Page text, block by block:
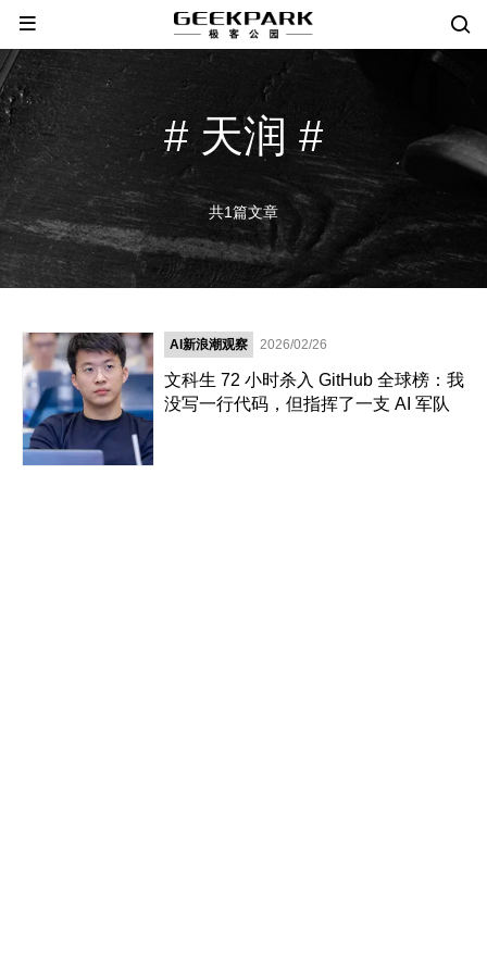
# 天润 #
共1篇文章
AI新浪潮观察 2026/02/26
文科生 72 小时杀入 GitHub 全球榜：我
没写一行代码，但指挥了一支 AI 军队